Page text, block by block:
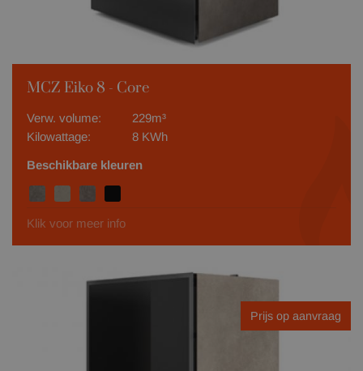
MCZ Eiko 8 - Core
Verw. volume:
229m³
Kilowattage:
8 KWh
Beschikbare kleuren
Klik voor meer info
Prijs op aanvraag